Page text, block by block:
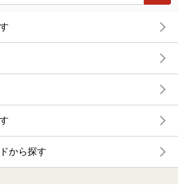
から探す